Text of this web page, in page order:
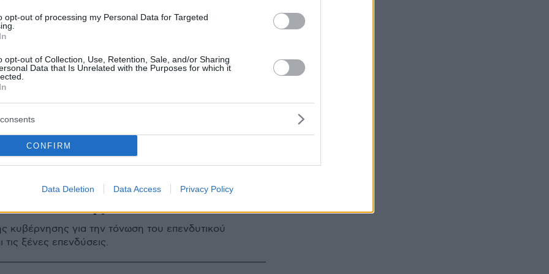
opt-out of processing my Personal Data for Targeted
opt-out of Collection, Use, Retention, Sale, and/or Sharing
Data that Is Unrelated with the Purposes for which it
CONFIRM
Data Deletion Data Access Privacy Policy
ότι, μετά το τέλος της πανδημίας, η Ελλάδα
πόλο έλξης για όσους πλησιάζουν στο τέλος
τους βίου και αναζητούν κατοικίες στον
- Τι είναι το πρόγραμμα «Happy Retirement» του
Επιμελητηρίου
Επιμελητήριο o
υπουργός Επενδύσεων
κυβέρνησης για την τόνωση του επενδυτικού
τις ξένες επενδύσεις.